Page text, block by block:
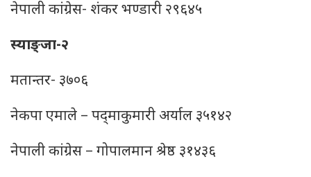
नेपाली कांग्रेस- शंकर भण्डारी २९६४५
स्याङ्जा-२
मतान्तर- ३७०६
नेकपा एमाले – पद्‍माकुमारी अर्याल ३५१४२
नेपाली कांग्रेस – गोपालमान श्रेष्ठ ३१४३६